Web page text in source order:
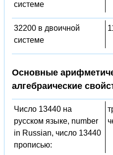
системе
32200 в двоичной
системе
Основные
алгебраические
Число 13440 на
русском языке, number
in Russian, число 13440
прописью: